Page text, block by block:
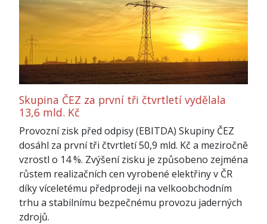
Skupina ČEZ za první tři čtvrtletí vydělala
13,6 mld. Kč
Provozní zisk před odpisy (EBITDA) Skupiny ČEZ
dosáhl za první tři čtvrtletí 50,9 mld. Kč a meziročně
vzrostl o 14 %. Zvýšení zisku je způsobeno zejména
růstem realizačních cen vyrobené elektřiny v ČR
díky víceletému předprodeji na velkoobchodním
trhu a stabilnímu bezpečnému provozu jaderných
zdrojů.